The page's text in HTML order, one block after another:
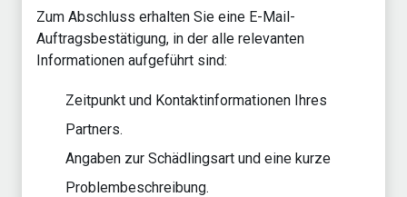
Zum Abschluss erhalten Sie eine E-Mail-
Auftragsbestätigung, in der alle relevanten
Informationen aufgeführt sind:
Zeitpunkt und Kontaktinformationen Ihres
Partners.
Angaben zur Schädlingsart und eine kurze
Problembeschreibung.